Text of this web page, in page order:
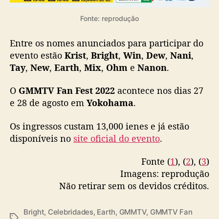
Fonte: reprodução
Entre os nomes anunciados para participar do
evento estão Krist, Bright, Win, Dew, Nani,
Tay, New, Earth, Mix, Ohm e Nanon.
O GMMTV Fan Fest 2022 acontece nos dias 27
e 28 de agosto em Yokohama.
Os ingressos custam 13,000 ienes e já estão
disponíveis no site oficial do evento.
Fonte (1), (2), (3)
Imagens: reprodução
Não retirar sem os devidos créditos.
Bright, Celebridades, Earth, GMMTV, GMMTV Fan